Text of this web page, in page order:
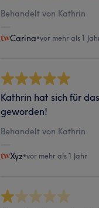
Behandelt von Kathrin
Carina•vor mehr als 1
Kathrin hat sich für
geworden!
Behandelt von Kathrin
Xyz•vor mehr als 1 Jahr